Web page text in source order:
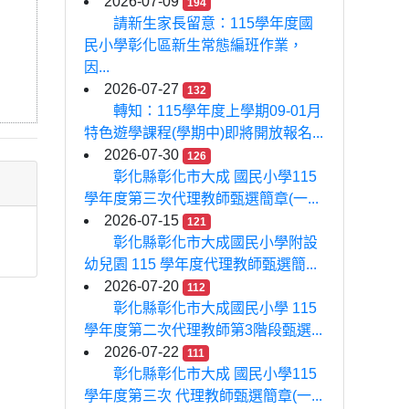
194
請新生家長留意：115學年度國
民小學彰化區新生常態編班作業，
因...
2026-07-27
132
轉知：115學年度上學期09-01月
特色遊學課程(學期中)即將開放報名...
2026-07-30
126
彰化縣彰化市大成 國民小學115
學年度第三次代理教師甄選簡章(一...
2026-07-15
121
彰化縣彰化市大成國民小學附設
幼兒園 115 學年度代理教師甄選簡...
2026-07-20
112
彰化縣彰化市大成國民小學 115
學年度第二次代理教師第3階段甄選...
2026-07-22
111
彰化縣彰化市大成 國民小學115
學年度第三次 代理教師甄選簡章(一...